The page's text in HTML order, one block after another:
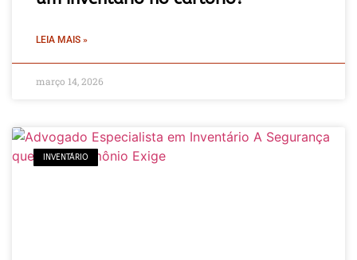
LEIA MAIS »
março 14, 2026
INVENTÁRIO